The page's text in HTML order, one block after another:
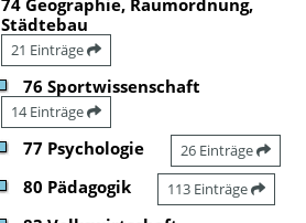
Städtebau
21 Einträge
76 Sportwissenschaft
14 Einträge
77 Psychologie 26 Einträge
80 Pädagogik 113 Einträge